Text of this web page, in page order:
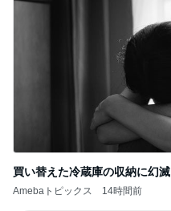
買い替えた冷蔵庫の収納に幻滅
Amebaトピックス 14時間前